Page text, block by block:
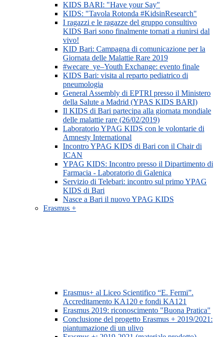
KIDS BARI: "Have your Say"
KIDS: "Tavola Rotonda #KidsinResearch"
I ragazzi e le ragazze del gruppo consultivo
KIDS Bari sono finalmente tornati a riunirsi dal
vivo!
KID Bari: Campagna di comunicazione per la
Giornata delle Malattie Rare 2019
#wecare_ye–Youth Exchange: evento finale
KIDS Bari: visita al reparto pediatrico di
pneumologia
General Assembly di EPTRI presso il Ministero
della Salute a Madrid (YPAS KIDS BARI)
Il KIDS di Bari partecipa alla giornata mondiale
delle malattie rare (26/02/2019)
Laboratorio YPAG KIDS con le volontarie di
Amnesty International
Incontro YPAG KIDS di Bari con il Chair di
ICAN
YPAG KIDS: Incontro presso il Dipartimento di
Farmacia - Laboratorio di Galenica
Servizio di Telebari: incontro sul primo YPAG
KIDS di Bari
Nasce a Bari il nuovo YPAG KIDS
Erasmus +
Erasmus+ al Liceo Scientifico “E. Fermi”.
Accreditamento KA120 e fondi KA121
Erasmus 2019: riconoscimento "Buona Pratica"
Conclusione del progetto Erasmus + 2019/2021:
piantumazione di un ulivo